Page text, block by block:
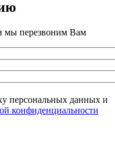
мы перезвоним Вам
персональных данных и
конфиденциальности